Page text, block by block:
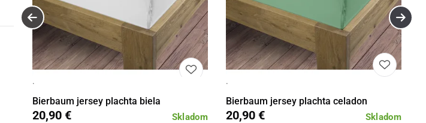
·
Bierbaum jersey plachta biela
Skladom
20,90 €
·
Bierbaum jersey plachta celadon
Skladom
20,90 €